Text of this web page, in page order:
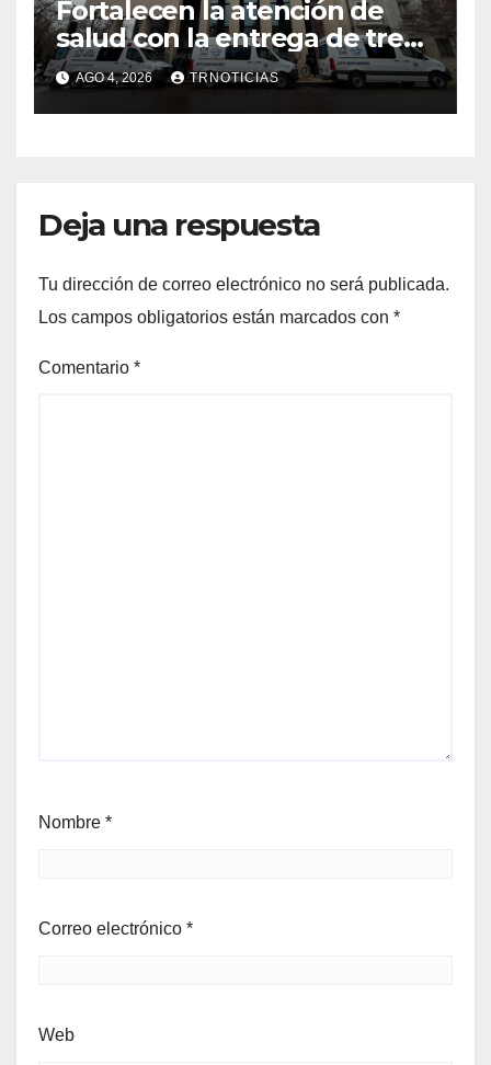
Fortalecen la atención de
salud con la entrega de tres
nuevas ambulancias para
Cauquenes y Sagrada Familia
AGO 4, 2026 TRNOTICIAS
Deja una respuesta
Tu dirección de correo electrónico no será publicada.
Los campos obligatorios están marcados con *
Comentario *
Nombre *
Correo electrónico *
Web